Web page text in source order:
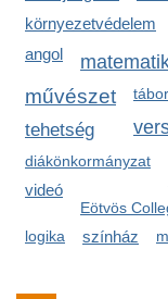
környezetvédelem
angol
művészet
tehetség
tábor
diákönkormányzat
videó
Eötvös
logika színház